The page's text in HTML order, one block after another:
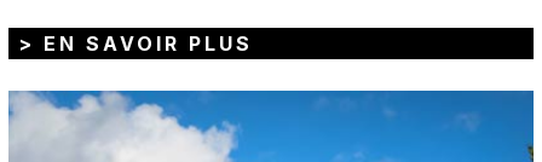
> EN SAVOIR PLUS